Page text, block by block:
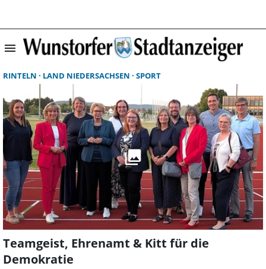
menu
RINTELN LAND NIEDERSACHSEN SPORT
Teamgeist, Ehrenamt & Kitt für die
Demokratie